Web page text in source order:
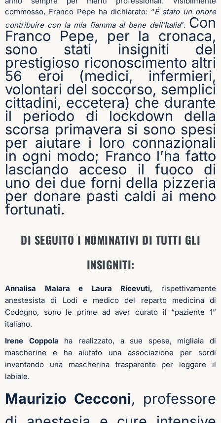
commosso, Franco Pepe ha dichiarato: “Éstato un onore
contribuire con la mia fiamma al bene dell’Italia”. Con
Franco Pepe, per la cronaca,
sono stati insigniti del
prestigioso riconoscimento altri
56 eroi (medici, infermieri,
volontari del soccorso, semplici
cittadini, eccetera) che durante
il periodo di lockdown della
scorsa primavera si sono spesi
per aiutare i loro connazionali
in ogni modo; Franco l’ha fatto
lasciando acceso il fuoco di
uno dei due forni della pizzeria
per donare pasti caldi ai meno
fortunati.
DI SEGUITO I NOMINATIVI DI TUTTI GLI
INSIGNITI:
Annalisa Malara e Laura Ricevuti, rispettivamente
anestesista di Lodi e medico del reparto medicina di
Codogno, sono le prime ad aver curato il “paziente 1”
italiano.
Irene Coppola ha realizzato, a sue spese, migliaia di
mascherine e ha aiutato una associazione per sordi
inventando una mascherina trasparente per leggere il
labiale.
Maurizio Cecconi, professore